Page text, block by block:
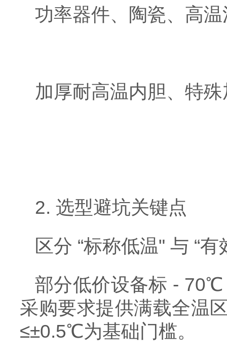
功率器件、陶瓷、高
加厚耐高温内胆、特
2. 选型避坑关键点
区分 “标称低温" 与 “
部分低价设备标 -
采购要求提供满载全温
≤±0.5℃为基础门槛。